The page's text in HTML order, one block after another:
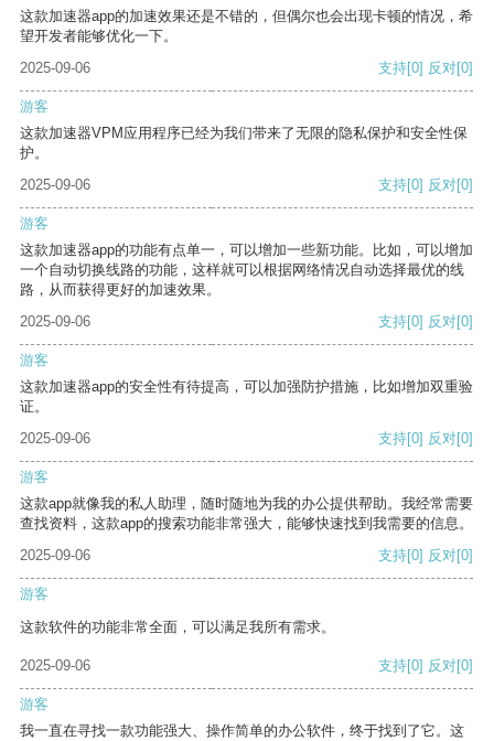
这款加速器app的加速效果还是不错的，但偶尔也会出现卡顿的情况，希
望开发者能够优化一下。
2025-09-06
支持[0] 反对[0]
游客
这款加速器VPM应用程序已经为我们带来了无限的隐私保护和安全性保
护。
2025-09-06
支持[0] 反对[0]
游客
这款加速器app的功能有点单一，可以增加一些新功能。比如，可以增加
一个自动切换线路的功能，这样就可以根据网络情况自动选择最优的线
路，从而获得更好的加速效果。
2025-09-06
支持[0] 反对[0]
游客
这款加速器app的安全性有待提高，可以加强防护措施，比如增加双重验
证。
2025-09-06
支持[0] 反对[0]
游客
这款app就像我的私人助理，随时随地为我的办公提供帮助。我经常需要
查找资料，这款app的搜索功能非常强大，能够快速找到我需要的信息。
2025-09-06
支持[0] 反对[0]
游客
这款软件的功能非常全面，可以满足我所有需求。
2025-09-06 支持[0] 反对[0]
游客
我一直在寻找一款功能强大、操作简单的办公软件，终于找到了它。这